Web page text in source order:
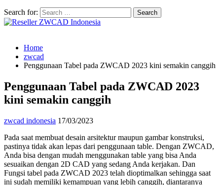
Search for:
Home
zwcad
Penggunaan Tabel pada ZWCAD 2023 kini semakin canggih
Penggunaan Tabel pada ZWCAD 2023
kini semakin canggih
zwcad indonesia 17/03/2023
Pada saat membuat desain arsitektur maupun gambar konstruksi,
pastinya tidak akan lepas dari penggunaan table. Dengan ZWCAD,
Anda bisa dengan mudah menggunakan table yang bisa Anda
sesuaikan dengan 2D CAD yang sedang Anda kerjakan. Dan
Fungsi tabel pada ZWCAD 2023 telah dioptimalkan sehingga saat
ini sudah memiliki kemampuan yang lebih canggih, diantaranya